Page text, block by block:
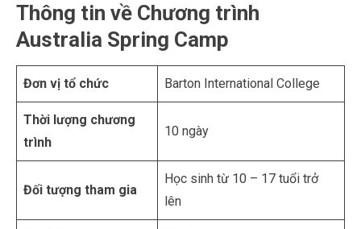
Thông tin về Chương trình
Australia Spring Camp
Đơn vị tổ chức Barton International College
Thời lượng chương
trình
10 ngày
Đối tượng tham gia
Học sinh từ 10 – 17 tuổi trở
lên